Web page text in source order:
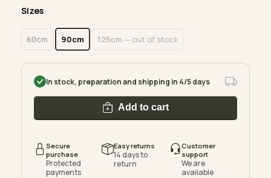
Sizes
60cm 90cm 125cm — out of stock
In stock, preparation and shipping in 4/5 days
Add to cart
Secure
purchase
Protected
payments
Easy returns
14 days to
return
Customer
support
We are
available